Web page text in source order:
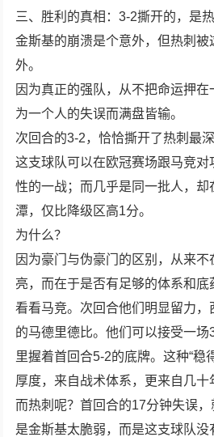
三、胜利的真相：3-2撕开的，是
金斯基的崩溃是个意外，但热刺
外。
因为真正的强队，从不把命运押在
为一个人的失误而满盘皆输。
次回合的3-2，恰恰撕开了热刺最深
这支球队可以在欧冠赛场跟马竞对
性的一战；而几乎是同一批人，却
潭，仅比降级区高1分。
为什么？
因为豪门与伪豪门的区别，从来
亮，而在于是否有足够的体系和底
看看马竞。次回合他们明显留力
的马德里德比。他们可以接受一
里握着首回合5-2的底牌。这种“稳
厚度，来自战术体系，更来自几十
而热刺呢？首回合的17分钟失误
是金斯基太脆弱，而是这支球队